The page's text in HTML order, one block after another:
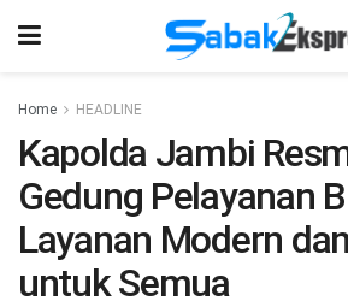
Home HEADLINE
Kapolda Jambi
Gedung Pelayanan
Layanan Modern
untuk Semua